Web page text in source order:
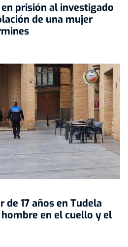
prisión al investigado
de una mujer
17 años en Tudela
en el cuello y el